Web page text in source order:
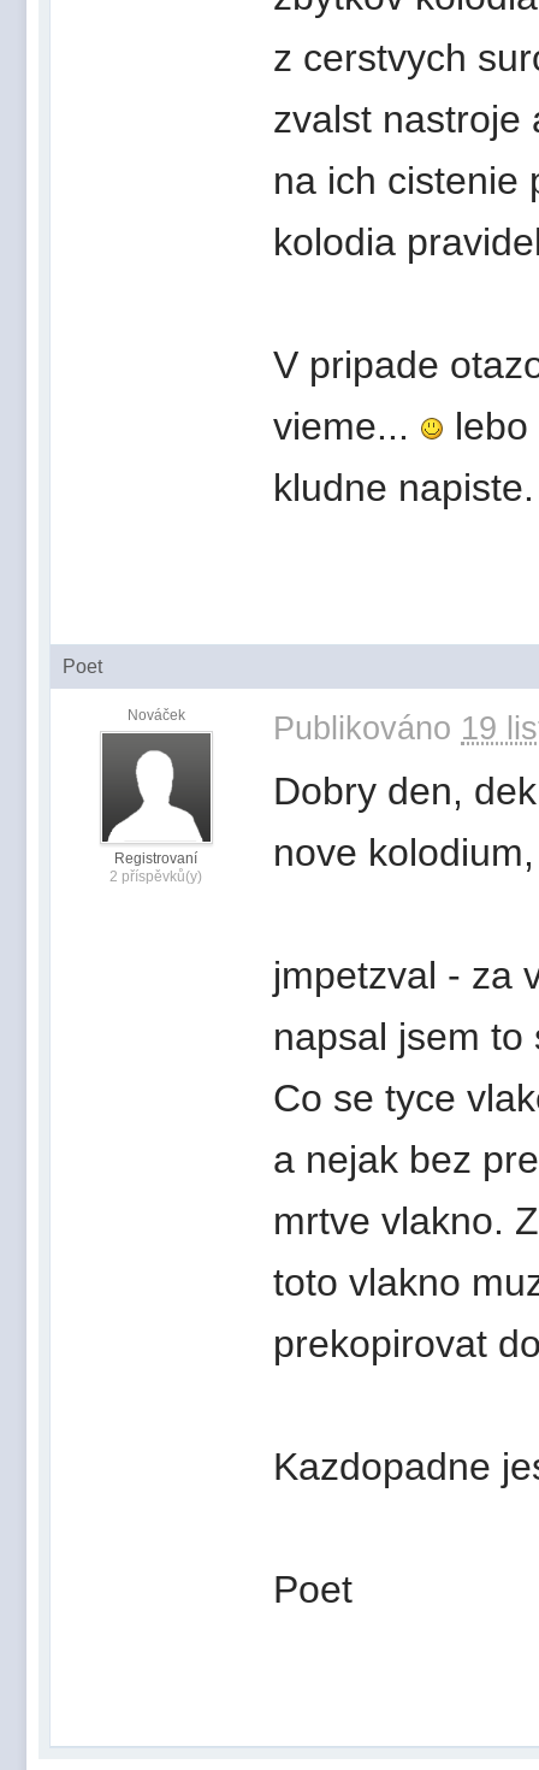
z cerstvych
zvalst nastroje
na ich cistenie
kolodia
V pripade
vieme...
kludne
Poet
Nováček
Registrovaní
2 příspěvků(y)
Publikováno 19
Dobry den,
nove
jmpetzval - za
napsal jsem to
Co se tyce
a nejak bez
mrtve vlakno.
toto vlakno
prekopirovat
Kazdopadne
Poet